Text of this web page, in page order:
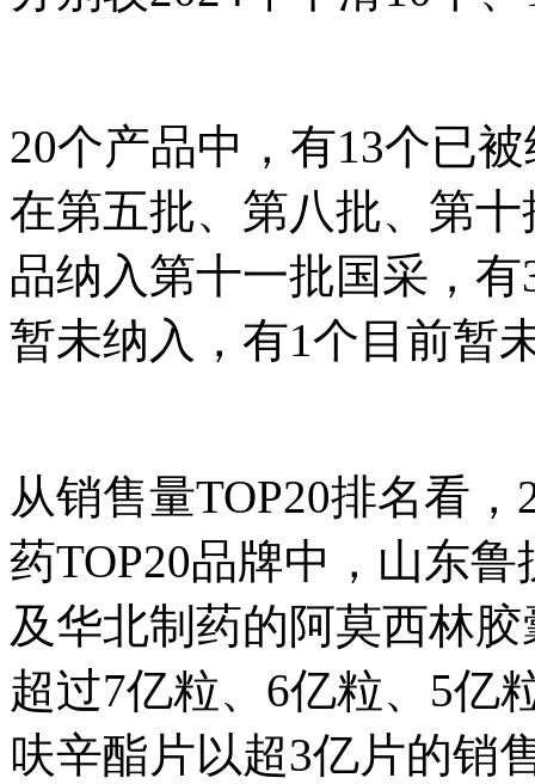
20个产品中，有13个已
在第五批、第八批、第
品纳入第十一批国采，
暂未纳入，有1个目前暂
从销售量TOP20排名看
药TOP20品牌中，山东
及华北制药的阿莫西林
超过7亿粒、6亿粒、5亿
呋辛酯片以超3亿片的销